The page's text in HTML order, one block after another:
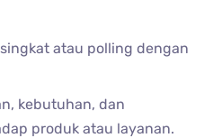
atau polling dengan
kebutuhan, dan
produk atau layanan.